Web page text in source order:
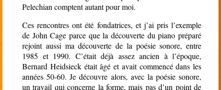
Pelechian comptent autant pour moi.
Ces rencontres ont été fondatrices, et j’ai pris l’exemple
de John Cage parce que la découverte du piano préparé
rejoint aussi ma découverte de la poésie sonore, entre
1985 et 1990. C’était déjà assez ancien à l’époque,
Bernard Heidsieck était âgé et avait commencé dans les
années 50-60. Je découvre alors, avec la poésie sonore,
un travail qui concerne la forme, mais pas d’un point de